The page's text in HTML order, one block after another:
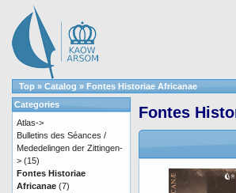
Top » Catalog » Fontes Historiae Africanae
Fontes
Categories
Atlas->
Bulletins des Séances /
Mededelingen der Zittingen-
> (15)
Fontes Historiae
Africanae (7)